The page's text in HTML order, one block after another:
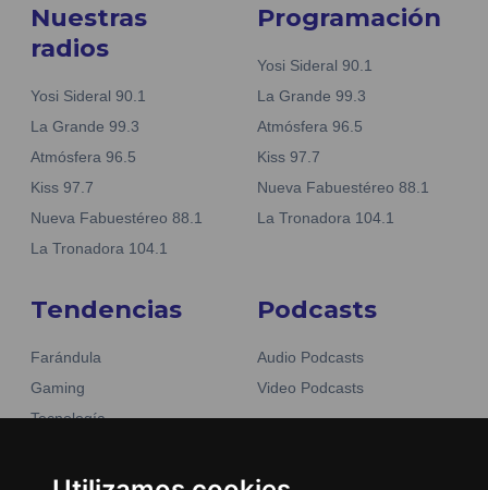
Nuestras
radios
Yosi Sideral 90.1
La Grande 99.3
Atmósfera 96.5
Kiss 97.7
Nueva Fabuestéreo 88.1
La Tronadora 104.1
Programación
Yosi Sideral 90.1
La Grande 99.3
Atmósfera 96.5
Kiss 97.7
Nueva Fabuestéreo 88.1
La Tronadora 104.1
Tendencias
Farándula
Gaming
Tecnología
Business
Podcasts
Audio Podcasts
Video Podcasts